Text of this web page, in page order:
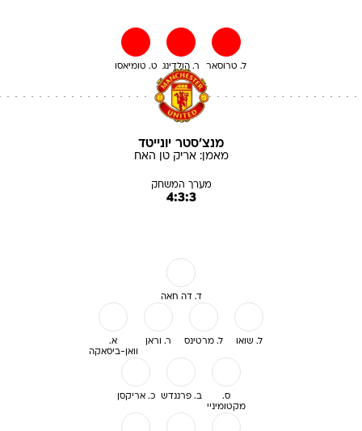
ט. טומיאסו ר. הולדינג ל. טרוסאר
מנצ'סטר יונייטד
מאמן:אריק טן האח
מערך המשחק
4:3:3
ד. דה חאה
א.
וואן-ביסאקה
ר. וראן ל. מרטינס ל. שואו
כ. אריקסן ב. פרננדש
ס.
מקטומיניי